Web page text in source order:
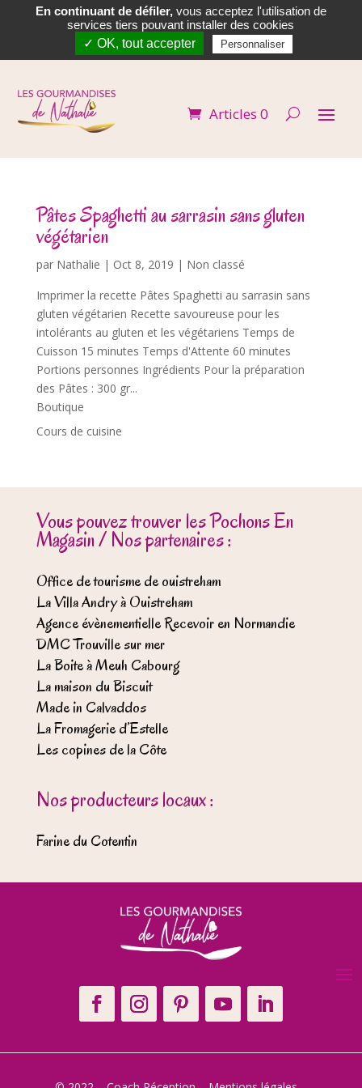
 
Articles 0
Pâtes Spaghetti au sarrasin sans gluten
végétarien
par Nathalie | Oct 8, 2019 | Non classé
Imprimer la recette Pâtes Spaghetti au sarrasin sans
gluten végétarien Recette savoureuse pour les
intolérants au gluten et les végétariens Temps de
Cuisson 15 minutes Temps d'Attente 60 minutes
Portions personnes Ingrédients Pour la préparation
des Pâtes : 300 gr...
Boutique
Cours de cuisine
Vous pouvez trouver les Pochons En
Magasin / Nos partenaires :
Office de tourisme de ouistreham
La Villa Andry à Ouistreham
Agence évènementielle Recevoir en Normandie
DMC Trouville sur mer
La Boite à Meuh Cabourg
La maison du Biscuit
Made in Calvaddos
La Fromagerie d’Estelle
Les copines de la Côte
Nos producteurs locaux :
Farine du Cotentin
En continuant de défiler,vous acceptez l'utilisation de
services tiers pouvant installer des cookies
✓ OK, tout accepter
Personnaliser